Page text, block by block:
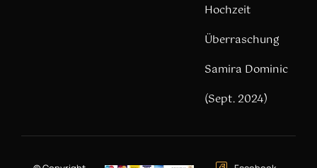
Hochzeit
Überraschung
Samira Dominic
(Sept. 2024)